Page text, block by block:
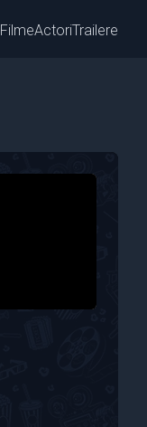
FilmeActoriTrailere